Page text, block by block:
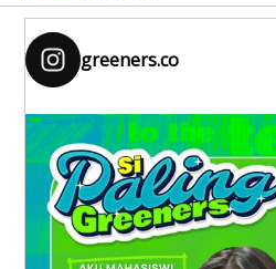
greeners.co